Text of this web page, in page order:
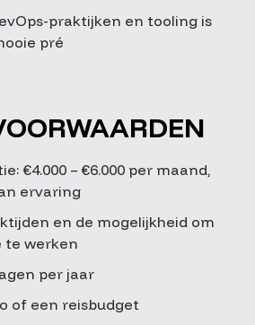
praktijken en tooling is
pré
€4.000 – €6.000 per maand,
ervaring
en de mogelijkheid om
te werken
per jaar
of een reisbudget